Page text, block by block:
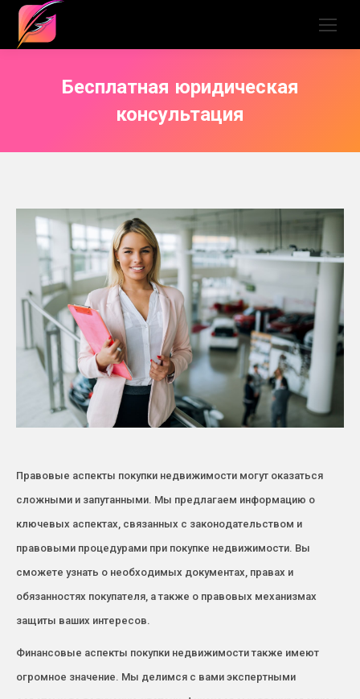
Бесплатная юридическая
консультация
Правовые аспекты покупки недвижимости могут оказаться
сложными и запутанными. Мы предлагаем информацию о
ключевых аспектах, связанных с законодательством и
правовыми процедурами при покупке недвижимости. Вы
сможете узнать о необходимых документах, правах и
обязанностях покупателя, а также о правовых механизмах
защиты ваших интересов.
Финансовые аспекты покупки недвижимости также имеют
огромное значение. Мы делимся с вами экспертными